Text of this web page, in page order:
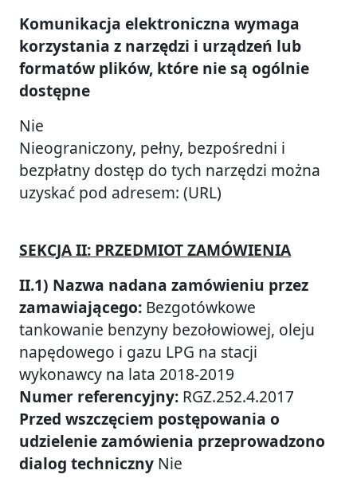
Komunikacja elektroniczna wymaga
korzystania z narzędzi i urządzeń lub
formatów plików, które nie są ogólnie
dostępne
Nie
Nieograniczony, pełny, bezpośredni i
bezpłatny dostęp do tych narzędzi można
uzyskać pod adresem: (URL)
SEKCJA II: PRZEDMIOT ZAMÓWIENIA
II.1) Nazwa nadana zamówieniu przez
zamawiającego: Bezgotówkowe
tankowanie benzyny bezołowiowej, oleju
napędowego i gazu LPG na stacji
wykonawcy na lata 2018-2019
Numer referencyjny: RGZ.252.4.2017
Przed wszczęciem postępowania o
udzielenie zamówienia przeprowadzono
dialog techniczny Nie